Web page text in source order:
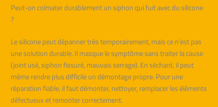
Peut-on colmater durablement un siphon qui fuit avec du silicone
?
Le silicone peut dépanner très temporairement, mais ce n’est pas
une solution durable. Il masque le symptôme sans traiter la cause
(joint usé, siphon fissuré, mauvais serrage). En séchant, il peut
même rendre plus difficile un démontage propre. Pour une
réparation fiable, il faut démonter, nettoyer, remplacer les éléments
défectueux et remonter correctement.